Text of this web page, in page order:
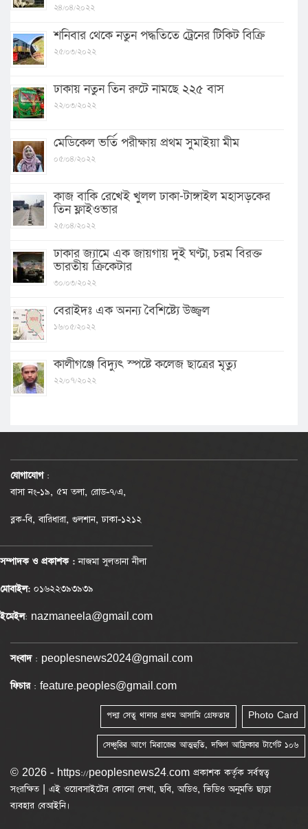
২৪/০৪/২০২২
শনিবার থেকে নতুন পদ্ধতিতে ট্রেনের টিকিট বিক্রি
২৫/০৩/২০২২
ঢাকায় নতুন তিন রুটে নামছে ২২৫ বাস
২২/০৩/২০২২
মেডিকেল ভর্তি পরীক্ষায় প্রথম সুমাইয়া মীম
০৫/০৪/২০২২
কাজ বাকি রেখেই খুলল ঢাকা-টাঙ্গাইল মহাসড়কের
তিন ফ্লাইওভার
২৫/০৪/২০২২
ঢাকার জ্যামে এক জায়গায় দুই ঘণ্টা, চরম বিরক্ত
ভারতীয় ক্রিকেটার
৩০/০৩/২০২২
বেরাইদঃ এক অনন্য বৈশিষ্ট্যে উজ্জ্বল
১৬/০৫/২০২২
কালীগঞ্জে বিদ্যুৎ স্পষ্টে কলেজ ছাত্রের মৃত্যু
২২/০৭/২০২২
যোগাযোগ :
বাসা নং-১৯, ৫ম তলা, রোড-৭/এ,
ব্লক-বি, বারিধারা, গুলশান, ঢাকা-১২১২
সম্পাদক ও প্রকাশক :নাজমা সুলতানা নীলা
মোবাইল: ০১৬২২৩৯৩৯৩৯
ইমেইল: nazmaneela@gmail.com
সংবাদ: peoplesnews2024@gmail.com
ফিচার: feature.peoples@gmail.com
Photo Card
পদ্মা সেতু থানার প্রথম আসামি গ্রেফতার
সেঞ্চুরির আগে মিরাজের আত্মহুতি, দক্ষিণ আফ্রিকার টার্গেট ১০৬
© 2026 - https://peoplesnews24.com প্রকাশক কর্তৃক সর্বস্বত্ব
সংরক্ষিত | এই ওয়েবসাইটের কোনো লেখা, ছবি, অডিও, ভিডিও অনুমতি ছাড়া
ব্যবহার বেআইনি।